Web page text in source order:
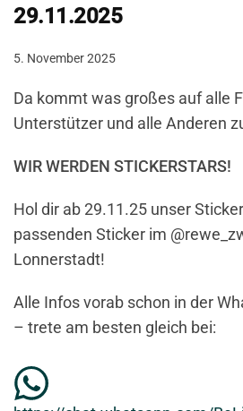
29.11.2025
5. November 2025
Da kommt was großes auf alle
Unterstützer und alle Anderen
WIR WERDEN STICKERSTARS!
Hol dir ab 29.11.25 unser
passenden Sticker im
Lonnerstadt!
Alle Infos vorab schon in der
– trete am besten gleich bei: